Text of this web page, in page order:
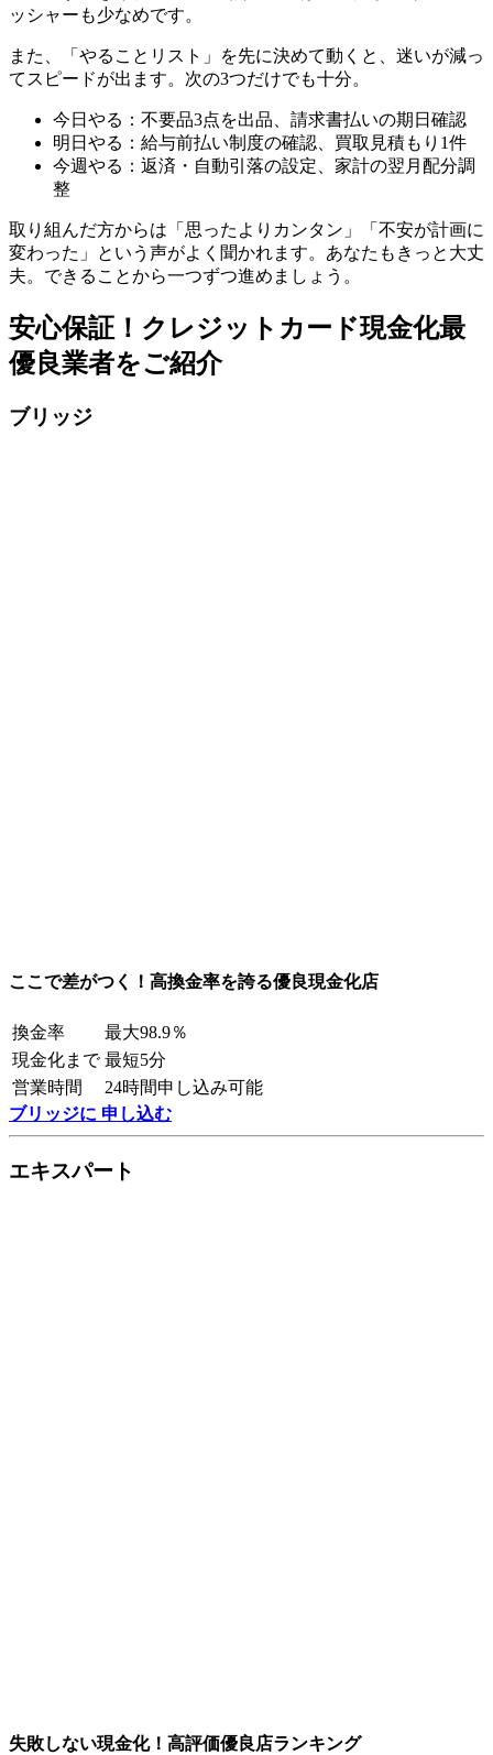
ッシャーも少なめです。
また、「やることリスト」を先に決めて動くと、迷いが減っ
てスピードが出ます。次の3つだけでも十分。
今日やる：不要品3点を出品、請求書払いの期日確認
明日やる：給与前払い制度の確認、買取見積もり1件
今週やる：返済・自動引落の設定、家計の翌月配分調
整
取り組んだ方からは「思ったよりカンタン」「不安が計画に
変わった」という声がよく聞かれます。あなたもきっと大丈
夫。できることから一つずつ進めましょう。
安心保証！クレジットカード現金化最
優良業者をご紹介
ブリッジ
ここで差がつく！高換金率を誇る優良現金化店
換金率
最大98.9％
現金化まで 最短5分
営業時間
24時間申し込み可能
ブリッジに 申し込む
エキスパート
失敗しない現金化！高評価優良店ランキング